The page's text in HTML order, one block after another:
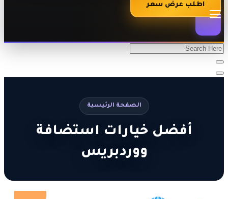
اطلب عرض سعر
الصفحة الرئيسية
أفضل خيارات استضافة
ووردبريس